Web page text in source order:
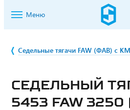
Меню
Седельные тягачи FAW (ФАВ) с
СЕДЕЛЬНЫЙ
5453 FAW 3250